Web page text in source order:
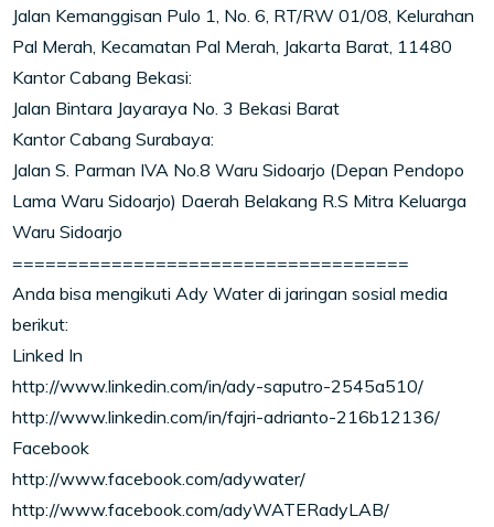
Jalan Kemanggisan Pulo 1, No. 6, RT/RW 01/08, Kelurahan
Pal Merah, Kecamatan Pal Merah, Jakarta Barat, 11480
Kantor Cabang Bekasi:
Jalan Bintara Jayaraya No. 3 Bekasi Barat
Kantor Cabang Surabaya:
Jalan S. Parman IVA No.8 Waru Sidoarjo (Depan Pendopo
Lama Waru Sidoarjo) Daerah Belakang R.S Mitra Keluarga
Waru Sidoarjo
====================================
Anda bisa mengikuti Ady Water di jaringan sosial media
berikut:
Linked In
http://www.linkedin.com/in/ady-saputro-2545a510/
http://www.linkedin.com/in/fajri-adrianto-216b12136/
Facebook
http://www.facebook.com/adywater/
http://www.facebook.com/adyWATERadyLAB/